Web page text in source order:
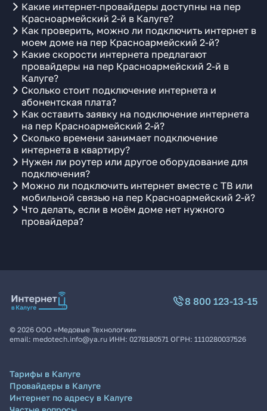
Какие интернет-провайдеры доступны на пер
Красноармейский 2-й в Калуге?
Как проверить, можно ли подключить интернет в
моем доме на пер Красноармейский 2-й?
Какие скорости интернета предлагают
провайдеры на пер Красноармейский 2-й в
Калуге?
Сколько стоит подключение интернета и
абонентская плата?
Как оставить заявку на подключение интернета
на пер Красноармейский 2-й?
Сколько времени занимает подключение
интернета в квартиру?
Нужен ли роутер или другое оборудование для
подключения?
Можно ли подключить интернет вместе с ТВ или
мобильной связью на пер Красноармейский 2-й?
Что делать, если в моём доме нет нужного
провайдера?
8 800 123-13-15
© 2026 ООО «Медовые Технологии»
email: medotech.info@ya.ru ИНН: 0278180571 ОГРН: 1110280037526
Тарифы в Калуге
Провайдеры в Калуге
Интернет по адресу в Калуге